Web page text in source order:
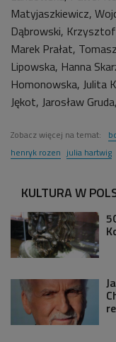
Matyjaszkiewicz,
Dąbrowski,
Marek Prałat,
Lipowska, Hanna
Homonowska, Julita
Jękot, Jarosław
Zobacz więcej na temat:
henryk rozen julia hartwig
KULTURA W